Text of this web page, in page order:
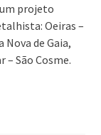
projeto
Oeiras –
de Gaia,
– São Cosme.